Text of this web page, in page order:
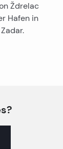
Ždrelac
Hafen in